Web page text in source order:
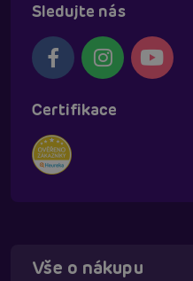
Sledujte nás
Certifikace
Vše o nákupu